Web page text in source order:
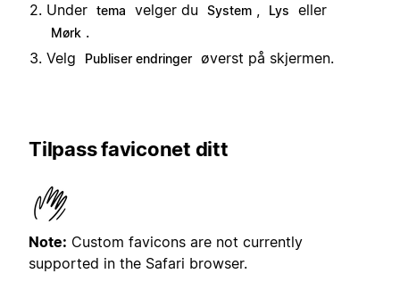
Under tema velger du System , Lys eller
Mørk .
Velg
Publiser endringer øverst på skjermen.
Tilpass faviconet ditt
Note: Custom favicons are not currently
supported in the Safari browser.